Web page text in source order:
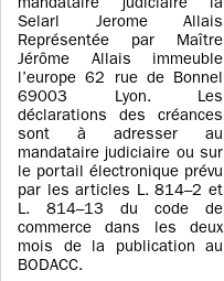
mandataire judiciaire la
Selarl Jerome Allais
Représentée par Maître
Jérôme Allais immeuble
l’europe 62 rue de Bonnel
69003 Lyon. Les
déclarations des créances
sont à adresser au
mandataire judiciaire ou sur
le portail électronique prévu
par les articles L. 814–2 et
L. 814–13 du code de
commerce dans les deux
mois de la publication au
BODACC.